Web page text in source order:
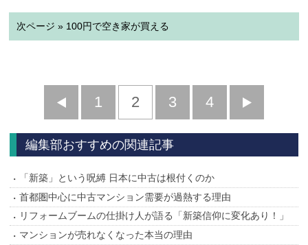
次ページ » 100円で空き家が買える
前
へ
1 2 3 4
へ
編集部おすすめの関連記事
「新築」という呪縛 日本に中古は根付くのか
首都圏中心に中古マンション需要が過熱する理由
リフォームブームの仕掛け人が語る「新築信仰に変化あり！」
マンションが売れなくなった本当の理由